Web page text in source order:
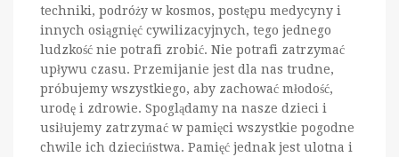
techniki, podróży w kosmos, postępu medycyny i
innych osiągnięć cywilizacyjnych, tego jednego
ludzkość nie potrafi zrobić. Nie potrafi zatrzymać
upływu czasu. Przemijanie jest dla nas trudne,
próbujemy wszystkiego, aby zachować młodość,
urodę i zdrowie. Spoglądamy na nasze dzieci i
usiłujemy zatrzymać w pamięci wszystkie pogodne
chwile ich dzieciństwa. Pamięć jednak jest ulotna i